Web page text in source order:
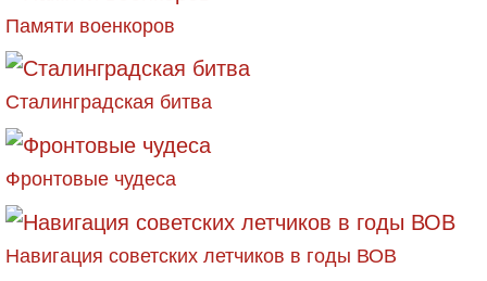
Памяти военкоров
Сталинградская битва
Фронтовые чудеса
Навигация советских летчиков в годы ВОВ